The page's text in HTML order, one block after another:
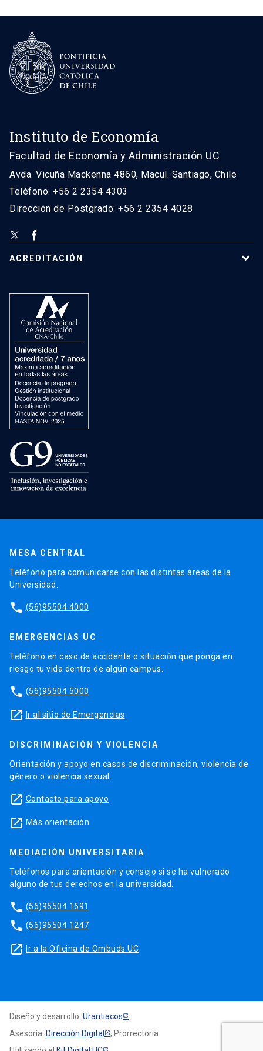
Instituto de Economía
Facultad de Economía y Administración UC
Avda. Vicuña Mackenna 4860, Macul. Santiago, Chile
Teléfono: +56 2 2354 4303
Dirección de Postgrado: +56 2 2354 4028
ACREDITACIÓN
MESA CENTRAL
Teléfono para comunicarse con las distintas áreas de la
Universidad.
phone (56)95504 4000
EMERGENCIAS UC
Teléfono en caso de accidente o situación que ponga en
riesgo tu vida dentro de algún campus.
phone (56)95504 5000
launch Ir al sitio de Emergencias
DISCRIMINACIÓN Y VIOLENCIA
Orientación y apoyo en casos de discriminación, violencia de
género o violencia sexual.
launch Contacto para apoyo
launch Más orientación
MEDIACIÓN UNIVERSITARIA
Teléfonos para orientación y consejo si se ha vulnerado
alguno de tus derechos en la universidad.
phone (56)95504 1691
phone (56)95504 1247
launch Ir a la Oficina de Ombuds UC
Diseño y desarrollo: Urantiacos
Asesoría: Dirección Digital
, Prorrectoría